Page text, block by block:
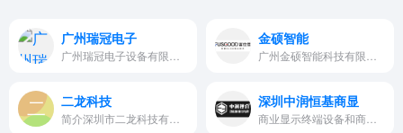
广州瑞冠电子 金硕智能
二龙科技 深圳中润恒基商显